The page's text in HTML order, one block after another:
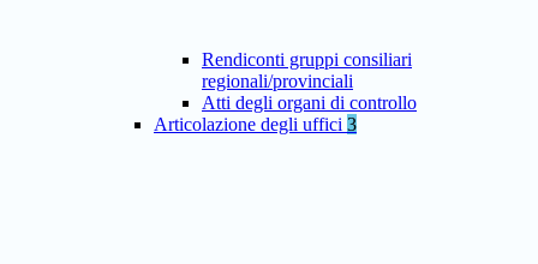
Rendiconti gruppi consiliari
regionali/provinciali
Atti degli organi di controllo
Articolazione degli uffici 3